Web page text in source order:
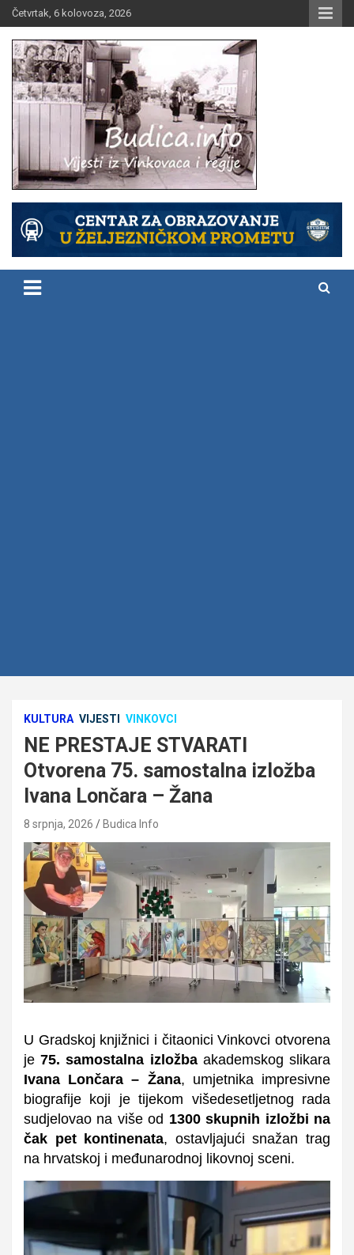
Skip
to
content
Četvrtak, 6 kolovoza, 2026
Budica.info
KULTURA VIJESTI VINKOVCI
NE PRESTAJE STVARATI
Otvorena 75. samostalna izložba
Ivana Lončara – Žana
8 srpnja, 2026 Budica Info
U Gradskoj knjižnici i čitaonici Vinkovci otvorena
je75. samostalna izložbaakademskog slikara
Ivana Lončara – Žana, umjetnika impresivne
biografije koji je tijekom višedesetljetnog rada
sudjelovao na više od 1300 skupnih izložbi na
čak pet kontinenata, ostavljajući snažan trag
na hrvatskoj i međunarodnoj likovnoj sceni.